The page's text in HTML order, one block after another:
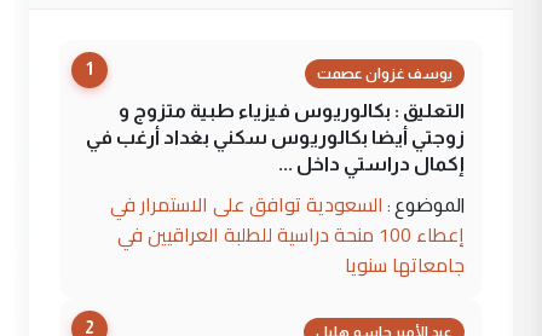
1 يوسف غزوان عصمت
التعليق : بكالوريوس فيزياء طبية متزوج و
زوجتي أيضا بكالوريوس سكني بغداد أرغب في
إكمال دراستي داخل ...
الموضوع : السعودية توافق على الاستمرار في
إعطاء 100 منحة دراسية للطلبة العراقيين في
جامعاتها سنويا
2 عبد الأمير جاسم هليل